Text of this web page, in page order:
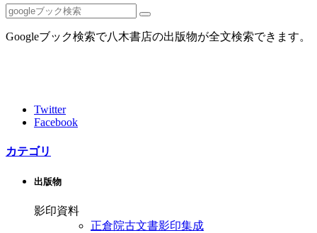
Googleブック検索で八木書店の出版物が全文検索できます。
Twitter
Facebook
カテゴリ
出版物
影印資料
正倉院古文書影印集成